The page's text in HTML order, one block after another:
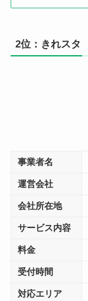
2位：きれスタ
事業者名
運営会社
会社所在地
サービス内容
料金
受付時間
対応エリア